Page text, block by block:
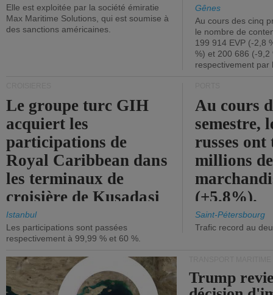
Elle est exploitée par la société émiratie
Max Maritime Solutions, qui est soumise à
des sanctions américaines.
Gênes
Au cours des cinq
le nombre de
199 914 EVP (-2,8
%) et 200 686 (-9,2
respectivement par
Le groupe turc GIH
acquiert les
participations de
Royal Caribbean dans
les terminaux de
croisière de Kusadasi
et de Lisbonne.
Istanbul
Les participations sont passées
respectivement à 99,99 % et 60 %.
Au cours
semestre,
russes
millions
(+5,8%).
Saint-Pétersbourg
Trafic record au
Trump